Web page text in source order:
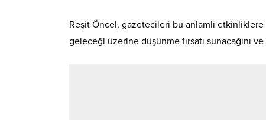
Reşit Öncel, gazetecileri bu anlamlı
geleceği üzerine düşünme fırsatı sunacağını